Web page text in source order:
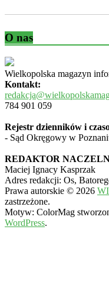
O nas
Wielkopolska magazyn
Kontakt:
784 901 059
Rejestr dzienników i
- Sąd Okręgowy w
REDAKTOR
Maciej Ignacy Kasprzak
Adres redakcji: Os,
Prawa autorskie © 2026
zastrzeżone.
Motyw: ColorMag
WordPress.